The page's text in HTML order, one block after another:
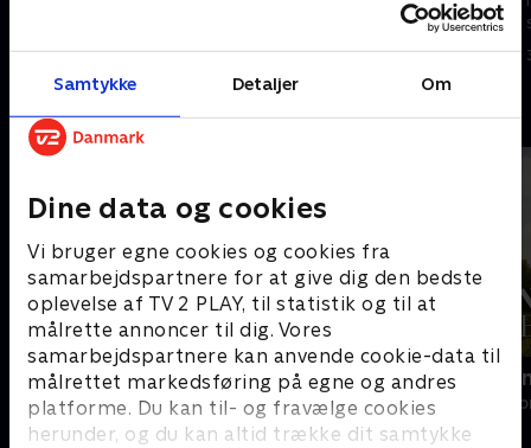
Samtykke Detaljer Om
Dine data og cookies
Vi bruger egne cookies og cookies fra
samarbejdspartnere for at give dig den bedste
oplevelse af TV 2 PLAY, til statistik og til at
målrette annoncer til dig. Vores
samarbejdspartnere kan anvende cookie-data til
målrettet markedsføring på egne og andres
platforme. Du kan til- og fravælge cookies
herunder, og du kan altid trække dit samtykke
ikke kan overkomme?
truende fart, får parret travlt
23. maj 2026 • 28 min
Andre så også
Vild indretning ved verdens ende
Livsstil • 2 sæsoner
Franske
Livsstil • 6